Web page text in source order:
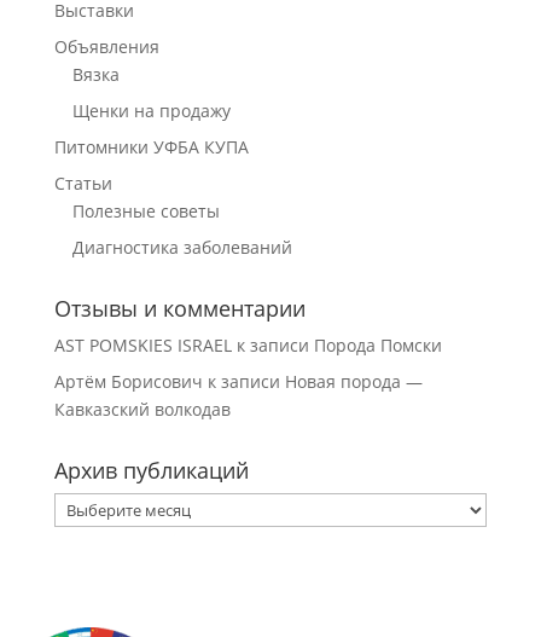
Выставки
Объявления
Вязка
Щенки на продажу
Питомники УФБА КУПА
Статьи
Полезные советы
Диагностика заболеваний
Отзывы и комментарии
AST POMSKIES ISRAELк записи Порода Помски
Артём Борисович к записи Новая порода —
Кавказский волкодав
Архив публикаций
Архив
публикаций